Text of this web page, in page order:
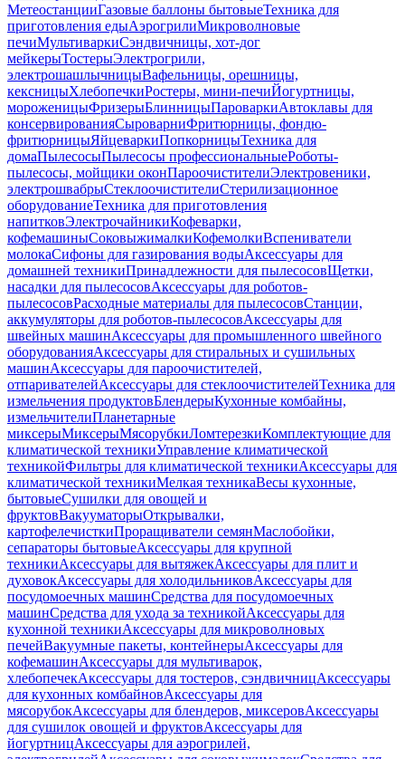
МетеостанцииГазовые баллоны бытовыеТехника для
приготовления едыАэрогрилиМикроволновые
печиМультиваркиСэндвичницы, хот-дог
мейкерыТостерыЭлектрогрили,
электрошашлычницыВафельницы, орешницы,
кексницыХлебопечкиРостеры, мини-печиЙогуртницы,
мороженицыФризерыБлинницыПароваркиАвтоклавы для
консервированияСыроварниФритюрницы, фондю-
фритюрницыЯйцеваркиПопкорницыТехника для
домаПылесосыПылесосы профессиональныеРоботы-
пылесосы, мойщики оконПароочистителиЭлектровеники,
электрошвабрыСтеклоочистителиСтерилизационное
оборудованиеТехника для приготовления
напитковЭлектрочайникиКофеварки,
кофемашиныСоковыжималкиКофемолкиВспениватели
молокаСифоны для газирования водыАксессуары для
домашней техникиПринадлежности для пылесосовЩетки,
насадки для пылесосовАксессуары для роботов-
пылесосовРасходные материалы для пылесосовСтанции,
аккумуляторы для роботов-пылесосовАксессуары для
швейных машинАксессуары для промышленного швейного
оборудованияАксессуары для стиральных и сушильных
машинАксессуары для пароочистителей,
отпаривателейАксессуары для стеклоочистителейТехника для
измельчения продуктовБлендерыКухонные комбайны,
измельчителиПланетарные
миксерыМиксерыМясорубкиЛомтерезкиКомплектующие для
климатической техникиУправление климатической
техникойФильтры для климатической техникиАксессуары для
климатической техникиМелкая техникаВесы кухонные,
бытовыеСушилки для овощей и
фруктовВакууматорыОткрывалки,
картофелечисткиПроращиватели семянМаслобойки,
сепараторы бытовыеАксессуары для крупной
техникиАксессуары для вытяжекАксессуары для плит и
духовокАксессуары для холодильниковАксессуары для
посудомоечных машинСредства для посудомоечных
машинСредства для ухода за техникойАксессуары для
кухонной техникиАксессуары для микроволновых
печейВакуумные пакеты, контейнерыАксессуары для
кофемашинАксессуары для мультиварок,
хлебопечекАксессуары для тостеров, сэндвичницАксессуары
для кухонных комбайновАксессуары для
мясорубокАксессуары для блендеров, миксеровАксессуары
для сушилок овощей и фруктовАксессуары для
йогуртницАксессуары для аэрогрилей,